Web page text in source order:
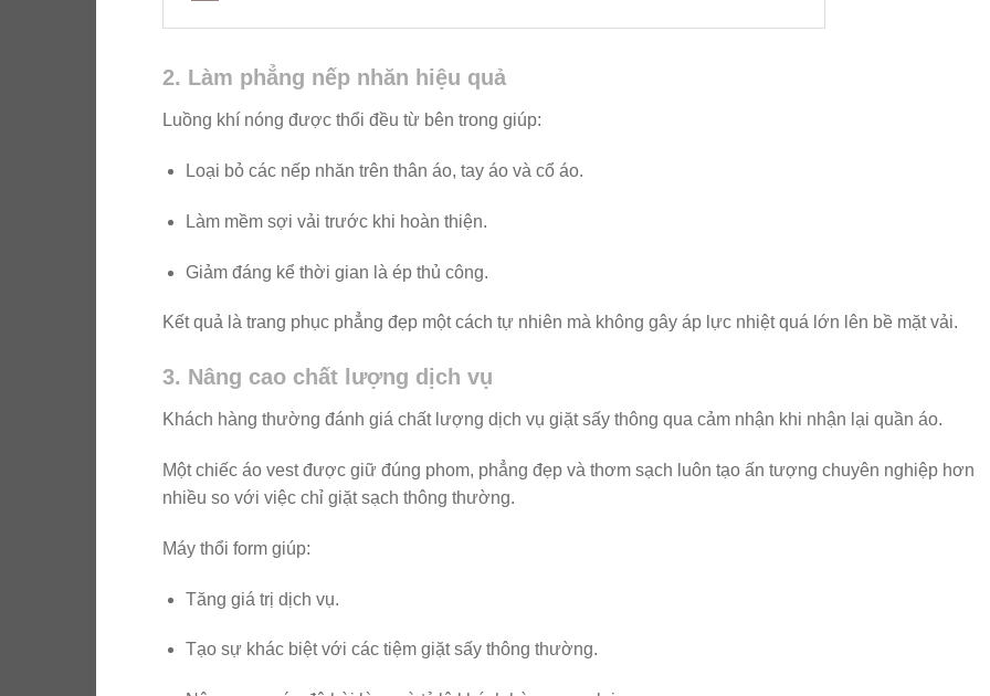
2. Làm phẳng nếp nhăn hiệu quả
Luồng khí nóng được thổi đều từ bên trong giúp:
Loại bỏ các nếp nhăn trên thân áo, tay áo và cổ áo.
Làm mềm sợi vải trước khi hoàn thiện.
Giảm đáng kể thời gian là ép thủ công.
Kết quả là trang phục phẳng đẹp một cách tự nhiên mà không gây áp lực nhiệt quá lớn lên bề mặt vải.
3. Nâng cao chất lượng dịch vụ
Khách hàng thường đánh giá chất lượng dịch vụ giặt sấy thông qua cảm nhận khi nhận lại quần áo.
Một chiếc áo vest được giữ đúng phom, phẳng đẹp và thơm sạch luôn tạo ấn tượng chuyên nghiệp hơn
nhiều so với việc chỉ giặt sạch thông thường.
Máy thổi form giúp:
Tăng giá trị dịch vụ.
Tạo sự khác biệt với các tiệm giặt sấy thông thường.